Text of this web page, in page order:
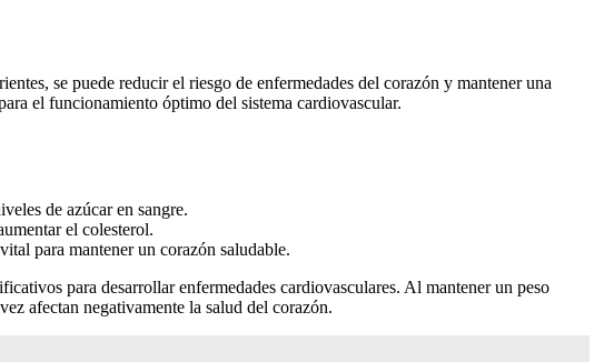
se puede reducir el riesgo de enfermedades del corazón y mantener una
el funcionamiento óptimo del sistema cardiovascular.
de azúcar en sangre.
el colesterol.
para mantener un corazón saludable.
para desarrollar enfermedades cardiovasculares. Al mantener un peso
afectan negativamente la salud del corazón.